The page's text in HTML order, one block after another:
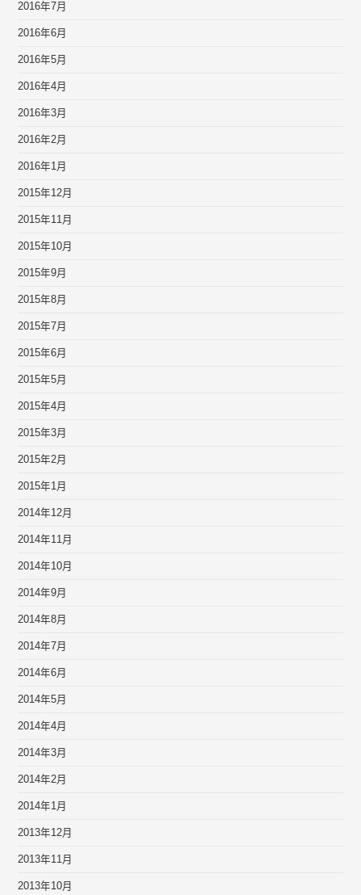
2016年7月
2016年6月
2016年5月
2016年4月
2016年3月
2016年2月
2016年1月
2015年12月
2015年11月
2015年10月
2015年9月
2015年8月
2015年7月
2015年6月
2015年5月
2015年4月
2015年3月
2015年2月
2015年1月
2014年12月
2014年11月
2014年10月
2014年9月
2014年8月
2014年7月
2014年6月
2014年5月
2014年4月
2014年3月
2014年2月
2014年1月
2013年12月
2013年11月
2013年10月